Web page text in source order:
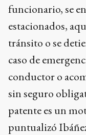
funcionario, se
estacionados,
tránsito o se
caso de
conductor o
sin seguro
patente es un
puntualizó